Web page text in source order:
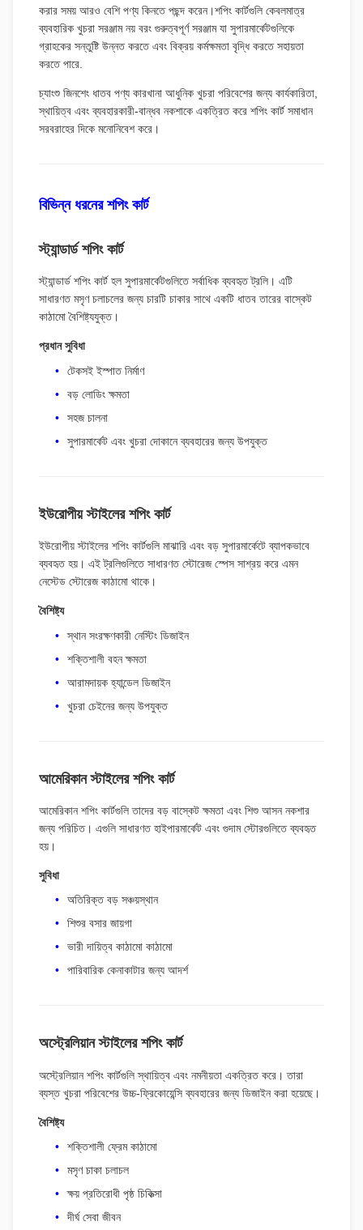
করার সময় আরও বেশি পণ্য কিনতে পছন্দ করেন।শপিং কার্টগুলি কেবলমাত্র
ব্যবহারিক খুচরা সরঞ্জাম নয় বরং গুরুত্বপূর্ণ সরঞ্জাম যা সুপারমার্কেটগুলিকে
গ্রাহকের সন্তুষ্টি উন্নত করতে এবং বিক্রয় কর্মক্ষমতা বৃদ্ধি করতে সহায়তা
করতে পারে.
চ্যাংশু জিনশেং ধাতব পণ্য কারখানা আধুনিক খুচরা পরিবেশের জন্য কার্যকারিতা,
স্থায়িত্ব এবং ব্যবহারকারী-বান্ধব নকশাকে একত্রিত করে শপিং কার্ট সমাধান
সরবরাহের দিকে মনোনিবেশ করে।
বিভিন্ন ধরনের শপিং কার্ট
স্ট্যান্ডার্ড শপিং কার্ট
স্ট্যান্ডার্ড শপিং কার্ট হল সুপারমার্কেটগুলিতে সর্বাধিক ব্যবহৃত ট্রলি। এটি
সাধারণত মসৃণ চলাচলের জন্য চারটি চাকার সাথে একটি ধাতব তারের বাস্কেট
কাঠামো বৈশিষ্ট্যযুক্ত।
প্রধান সুবিধা
টেকসই ইস্পাত নির্মাণ
বড় লোডিং ক্ষমতা
সহজ চালনা
সুপারমার্কেট এবং খুচরা দোকানে ব্যবহারের জন্য উপযুক্ত
ইউরোপীয় স্টাইলের শপিং কার্ট
ইউরোপীয় স্টাইলের শপিং কার্টগুলি মাঝারি এবং বড় সুপারমার্কেটে ব্যাপকভাবে
ব্যবহৃত হয়। এই ট্রলিগুলিতে সাধারণত স্টোরেজ স্পেস সাশ্রয় করে এমন
নেস্টেড স্টোরেজ কাঠামো থাকে।
বৈশিষ্ট্য
স্থান সংরক্ষণকারী নেস্টিং ডিজাইন
শক্তিশালী বহন ক্ষমতা
আরামদায়ক হ্যান্ডেল ডিজাইন
খুচরা চেইনের জন্য উপযুক্ত
আমেরিকান স্টাইলের শপিং কার্ট
আমেরিকান শপিং কার্টগুলি তাদের বড় বাস্কেট ক্ষমতা এবং শিশু আসন নকশার
জন্য পরিচিত। এগুলি সাধারণত হাইপারমার্কেট এবং গুদাম স্টোরগুলিতে ব্যবহৃত
হয়।
সুবিধা
অতিরিক্ত বড় সঞ্চয়স্থান
শিশুর বসার জায়গা
ভারী দায়িত্ব কাঠামো কাঠামো
পারিবারিক কেনাকাটার জন্য আদর্শ
অস্ট্রেলিয়ান স্টাইলের শপিং কার্ট
অস্ট্রেলিয়ান শপিং কার্টগুলি স্থায়িত্ব এবং নমনীয়তা একত্রিত করে। তারা
ব্যস্ত খুচরা পরিবেশের উচ্চ-ফ্রিকোয়েন্সি ব্যবহারের জন্য ডিজাইন করা হয়েছে।
বৈশিষ্ট্য
শক্তিশালী ফ্রেম কাঠামো
মসৃণ চাকা চলাচল
ক্ষয় প্রতিরোধী পৃষ্ঠ চিকিত্সা
দীর্ঘ সেবা জীবন